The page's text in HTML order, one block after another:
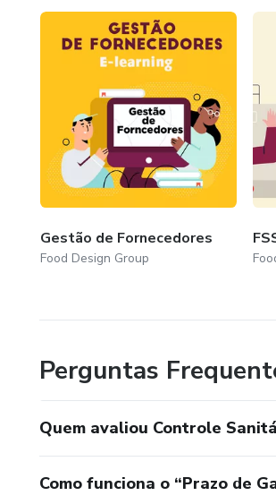
Gestão de Fornecedores
Food Design Group
Perguntas
Quem avaliou Controle
Como funciona o “Prazo de